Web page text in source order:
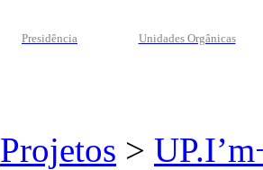
Presidência Unidades Orgânicas
Projetos >